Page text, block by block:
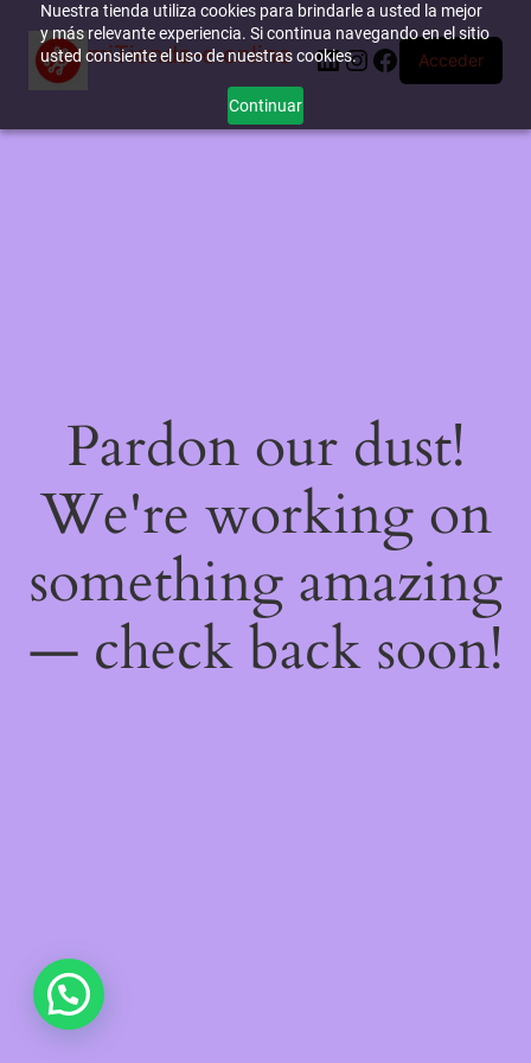
Nuestra tienda utiliza cookies para brindarle a usted la mejor
y más relevante experiencia. Si continua navegando en el sitio
usted consiente el uso de nuestras cookies.
Continuar
miTienda-e.online LinkedIn
Instagram
Facebook
Acceder
Pardon our dust!
We're working on
something amazing
— check back soon!